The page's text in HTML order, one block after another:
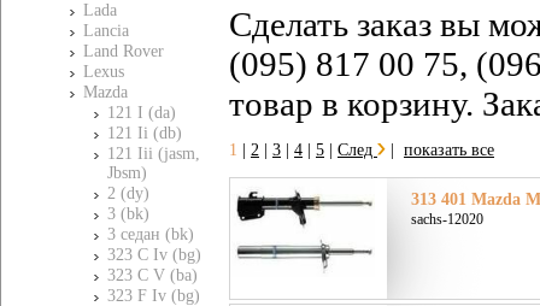
Lada
Lancia
Land Rover
Lexus
Mazda
121 I (da)
121 Ii (db)
121 Iii (jasm,
Jbsm)
2 (dy)
3 (bk)
3 седан (bk)
323 C Iv (bg)
323 C V (ba)
323 F Iv (bg)
Сделать заказ вы
(095) 817 00 75,
товар в корзину.
1 2 3 4 5 След показать все
313 401 Mazda
sachs-12020